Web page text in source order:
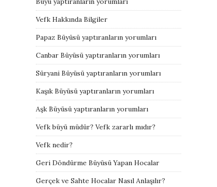
Vefk Hakkında Bilgiler
Papaz Büyüsü yaptıranların yorumları
Canbar Büyüsü yaptıranların yorumları
Süryani Büyüsü yaptıranların yorumları
Kaşık Büyüsü yaptıranların yorumları
Aşk Büyüsü yaptıranların yorumları
Vefk büyü müdür? Vefk zararlı mıdır?
Vefk nedir?
Geri Döndürme Büyüsü Yapan Hocalar
Gerçek ve Sahte Hocalar Nasıl Anlaşılır?